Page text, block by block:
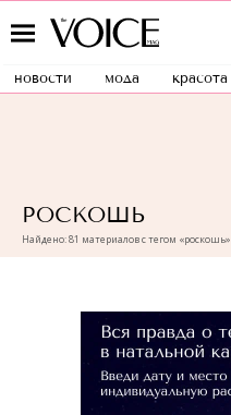
новости мода красота
РОСКОШЬ
Найдено: 81 материалов с тегом «роскошь»